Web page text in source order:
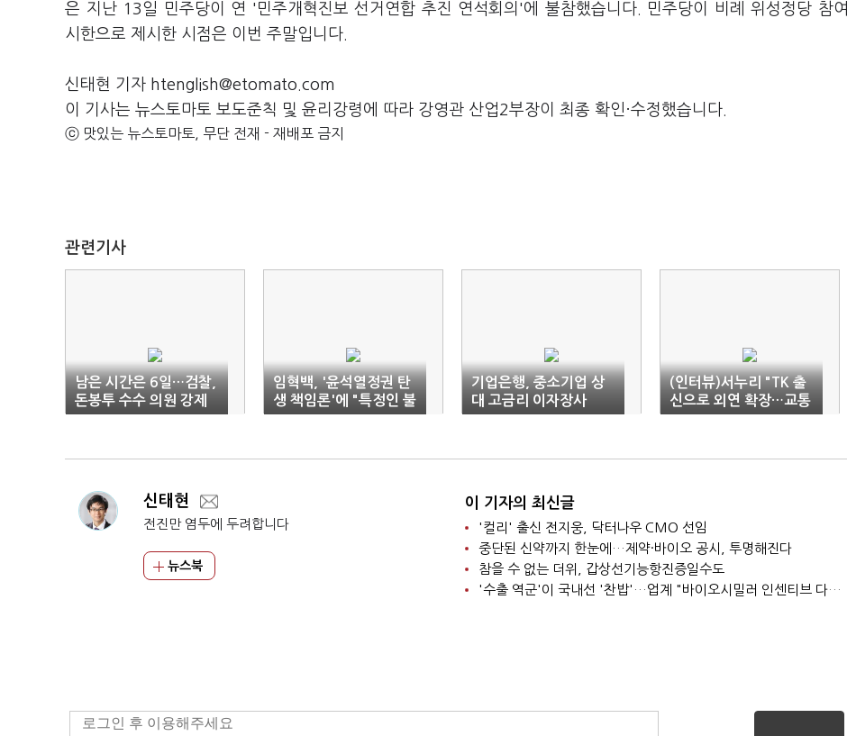
은 지난 13일 민주당이 연 '민주개혁진보 선거연합 추진 연석회의'에 불참했습니다. 민주당이 비례 위성정당 참여
시한으로 제시한 시점은 이번 주말입니다.
신태현 기자 htenglish@etomato.com
이 기사는 뉴스토마토 보도준칙 및 윤리강령에 따라 강영관 산업2부장이 최종 확인·수정했습니다.
ⓒ 맛있는 뉴스토마토, 무단 전재 - 재배포 금지
관련기사
남은 시간은 6일…검찰,
돈봉투 수수 의원 강제
수사 ‘고심’
임혁백, '윤석열정권 탄
생 책임론'에 "특정인 불
출마 말한 적 없어"
기업은행, 중소기업 상
대 고금리 이자장사
(인터뷰)서누리 "TK 출
신으로 외연 확장…교통
·자족 해결"
신태현
전진만 염두에 두려합니다
뉴스북
이 기자의 최신글
'컬리' 출신 전지웅, 닥터나우 CMO 선임
중단된 신약까지 한눈에…제약·바이오 공시, 투명해진다
참을 수 없는 더위, 갑상선기능항진증일수도
'수출 역군'이 국내선 '찬밥'…업계 "바이오시밀러 인센티브 다각화 필요"